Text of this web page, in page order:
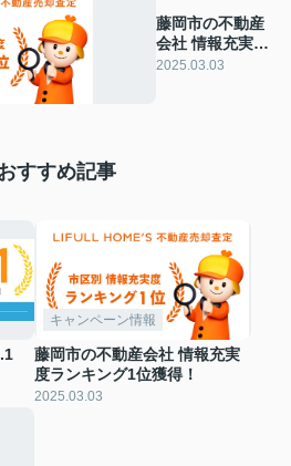
藤岡市の不動産
会社 情報充実度
ランキング1位
2025.03.03
すすめ記事
キャンペーン情報
藤岡市の不動産会社 情報充実
度ランキング1位獲得！
2025.03.03